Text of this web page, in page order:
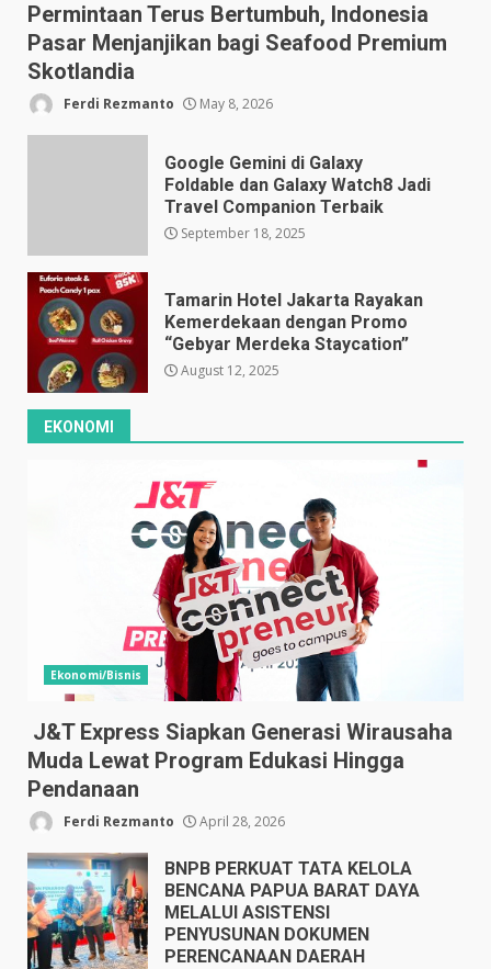
Permintaan Terus Bertumbuh, Indonesia
Pasar Menjanjikan bagi Seafood Premium
Skotlandia
Ferdi Rezmanto May 8, 2026
Google Gemini di Galaxy
Foldable dan Galaxy Watch8 Jadi
Travel Companion Terbaik
September 18, 2025
Tamarin Hotel Jakarta Rayakan
Kemerdekaan dengan Promo
“Gebyar Merdeka Staycation”
August 12, 2025
EKONOMI
Ekonomi/Bisnis
J&T Express Siapkan Generasi Wirausaha
Muda Lewat Program Edukasi Hingga
Pendanaan
Ferdi Rezmanto April 28, 2026
BNPB PERKUAT TATA KELOLA
BENCANA PAPUA BARAT DAYA
MELALUI ASISTENSI
PENYUSUNAN DOKUMEN
PERENCANAAN DAERAH